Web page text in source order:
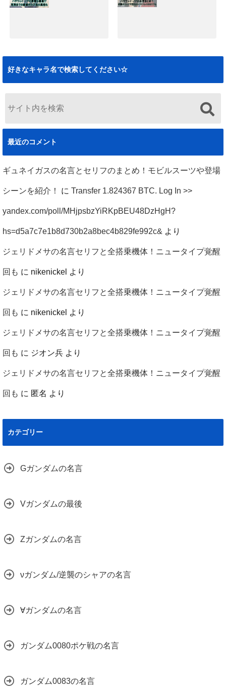
内容も
暁の蜂起のセリフ
ズ説の真相も（閃
ハサウェイのセリ
好きなキャラ名で検索してください☆
最近のコメント
ギュネイガスの名言とセリフのまとめ！モビルスーツや登場
シーンを紹介！ に Transfer 1.824367 BTC. Log In >>
yandex.com/poll/MHjpsbzYiRKpBEU48DzHgH?
hs=d5a7c7e1b8d730b2a8bec4b829fe992c& より
ジェリドメサの名言セリフと全搭乗機体！ニュータイプ覚醒
回も に nikenickel より
ジェリドメサの名言セリフと全搭乗機体！ニュータイプ覚醒
回も に nikenickel より
ジェリドメサの名言セリフと全搭乗機体！ニュータイプ覚醒
回も に ジオン兵 より
ジェリドメサの名言セリフと全搭乗機体！ニュータイプ覚醒
回も に 匿名 より
カテゴリー
Gガンダムの名言
Vガンダムの最後
Zガンダムの名言
νガンダム/逆襲のシャアの名言
∀ガンダムの名言
ガンダム0080ポケ戦の名言
ガンダム0083の名言